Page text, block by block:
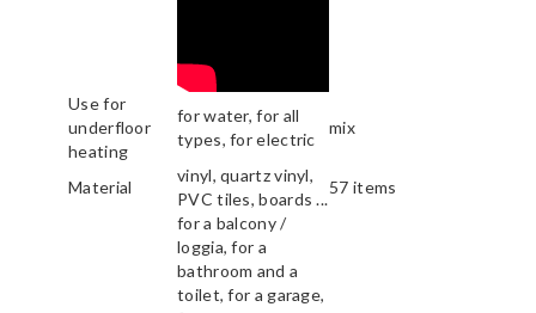
Use for
underfloor
heating
for water, for all
types, for electric
mix
Material
vinyl, quartz vinyl,
PVC tiles, boards ...
57 items
for a balcony /
loggia, for a
bathroom and a
toilet, for a garage,